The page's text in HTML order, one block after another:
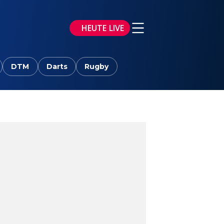
HEUTE LIVE
DTM Darts Rugby